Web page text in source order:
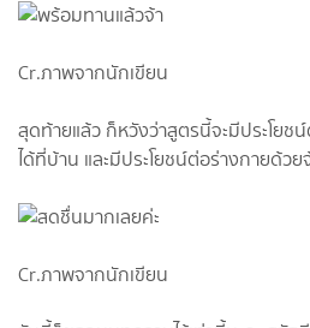
Cr.ภาพจากนักเขียน
สุดท้ายแล้ว ก็หวังว่าสูตรนี้จะมีประโยช
ได้ที่บ้าน และมีประโยชน์ต่อร่างกายด้วย
Cr.ภาพจากนักเขียน